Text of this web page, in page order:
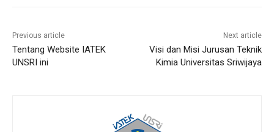
Previous article
Tentang Website IATEK
UNSRI ini
Next article
Visi dan Misi Jurusan Teknik
Kimia Universitas Sriwijaya